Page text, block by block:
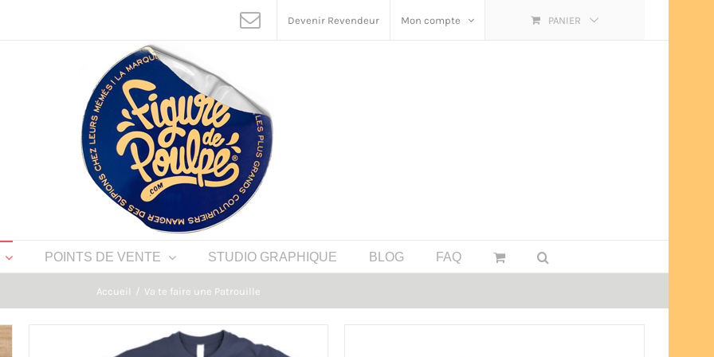
Devenir Revendeur Mon compte PANIER
POINTS DE VENTE STUDIO GRAPHIQUE BLOG FAQ
Accueil Va te faire une Patrouille